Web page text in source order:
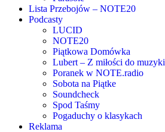
Lista Przebojów – NOTE20
Podcasty
LUCID
NOTE20
Piątkowa Domówka
Lubert – Z miłości do muzyki
Poranek w NOTE.radio
Sobota na Piątke
Soundcheck
Spod Taśmy
Pogaduchy o klasykach
Reklama